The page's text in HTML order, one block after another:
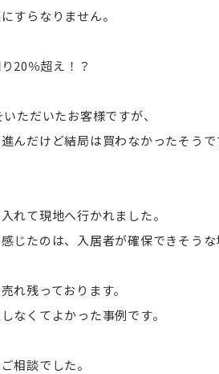
すらなりません。
20％超え！？
ただいたお客様ですが、
んだけど結局は買わなかったそうで
れて現地へ行かれました。
じたのは、入居者が確保できそうな
れ残っております。
なくてよかった事例です。
相談でした。